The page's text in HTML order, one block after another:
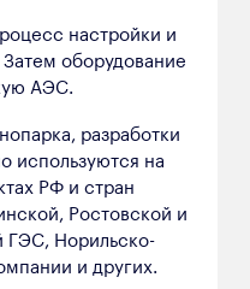
настройки и
оборудование
АЭС.
разработки
используются на
РФ и стран
Ростовской и
ГЭС, Норильско-
и других.